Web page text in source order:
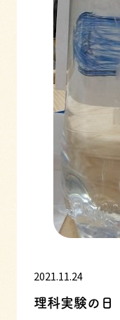
2021.11.24
理科実験の日